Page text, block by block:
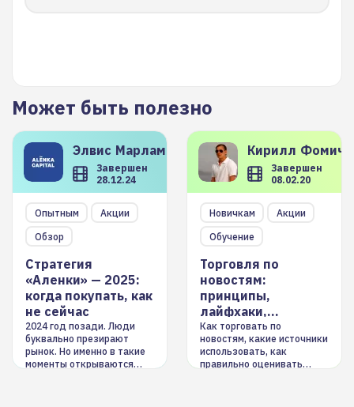
Может быть полезно
Элвис Марламов
Завершен
28.12.24
Опытным
Акции
Обзор
Стратегия
«Аленки» — 2025:
когда покупать, как
не сейчас
2024 год позади. Люди
буквально презирают
рынок. Но именно в такие
моменты открываются
Кирилл
Завершен
08.02.20
Новичкам
Акции
Обучение
Торговля по
новостям:
принципы,
лайфхаки,
инструменты
Как торговать по
новостям, какие источники
использовать, как
правильно оценивать